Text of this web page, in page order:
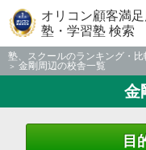
オリコン顧客満
塾・学習塾 検索
塾、スクールのランキング・比
金剛周辺の校舎一覧
金
目